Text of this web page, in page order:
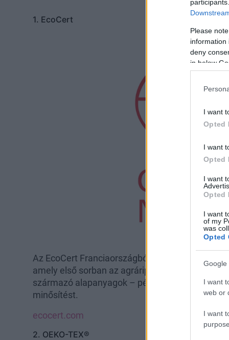
Please
information
deny
in below
I want
Opted
I want
Opted
I want
Opted
I want
of my
was
Opted
Google
I want
web or
I want
1. EcoCert
Az EcoCert Franciaországból indult, de azóta
amely első sorban az agráriparra vonatkozik.
származó alapanyagok – például organikus
minősítést.
ecocert.com
2. OEKO-TEX®